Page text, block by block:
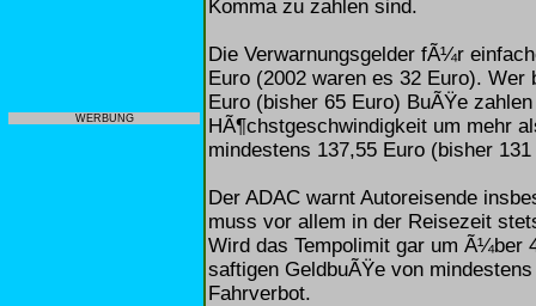
WERBUNG
Komma zu zahlen sind.
Die Verwarnungsgelder fÃ¼r
Euro (2002 waren es 32 Euro).
Euro (bisher 65 Euro) BuÃŸe
HÃ¶chstgeschwindigkeit um mehr
mindestens 137,55 Euro (bisher
Der ADAC warnt Autoreisende
muss vor allem in der Reisezeit
Wird das Tempolimit gar um Ã¼ber
saftigen GeldbuÃŸe von
Fahrverbot.